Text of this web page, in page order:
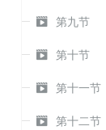
 第九节
 第十节
 第十一节
 第十二节